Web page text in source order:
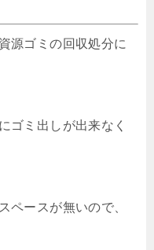
源ゴミの回収処分に
ゴミ出しが出来なく
ペースが無いので、